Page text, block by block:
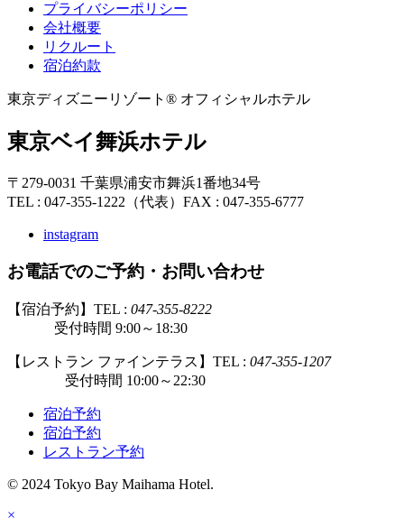
プライバシーポリシー
会社概要
リクルート
宿泊約款
東京ディズニーリゾート® オフィシャルホテル
東京ベイ舞浜ホテル
〒279-0031 千葉県浦安市舞浜1番地34号
TEL : 047-355-1222（代表） FAX : 047-355-6777
instagram
お電話でのご予約・お問い合わせ
【宿泊予約】TEL : 047-355-8222
受付時間 9:00～18:30
【レストラン ファインテラス】TEL : 047-355-1207
受付時間 10:00～22:30
宿泊予約
宿泊予約
レストラン予約
© 2024 Tokyo Bay Maihama Hotel.
×